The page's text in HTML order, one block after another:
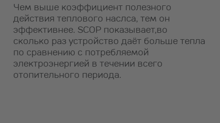
Чем выше коэффициент полезного
действия теплового наслса, тем он
эффективнее. SCOP показывает,во
сколько раз устройство даёт больше тепла
по сравнению с потребляемой
электроэнергией в течении всего
отопительного периода.